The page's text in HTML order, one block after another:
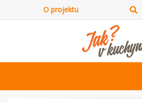
O projektu